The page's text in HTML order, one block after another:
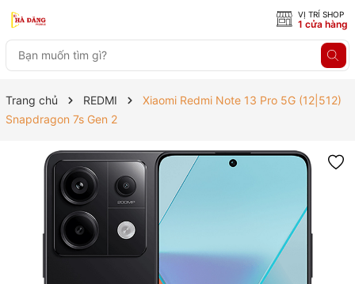
VỊ TRÍ SHOP
1 cửa hàng
Trang chủ REDMI
Xiaomi Redmi Note 13 Pro 5G (12|512)
Snapdragon 7s Gen 2